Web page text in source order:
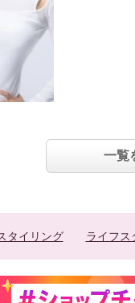
一覧
タイリング ライフス